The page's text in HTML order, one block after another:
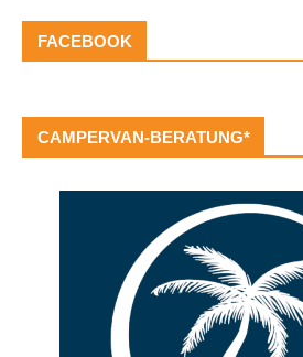
FACEBOOK
CAMPERVAN-BERATUNG*